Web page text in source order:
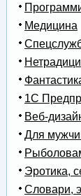
Медицина
1С
Веб-
Для
Эротика,
Словари,